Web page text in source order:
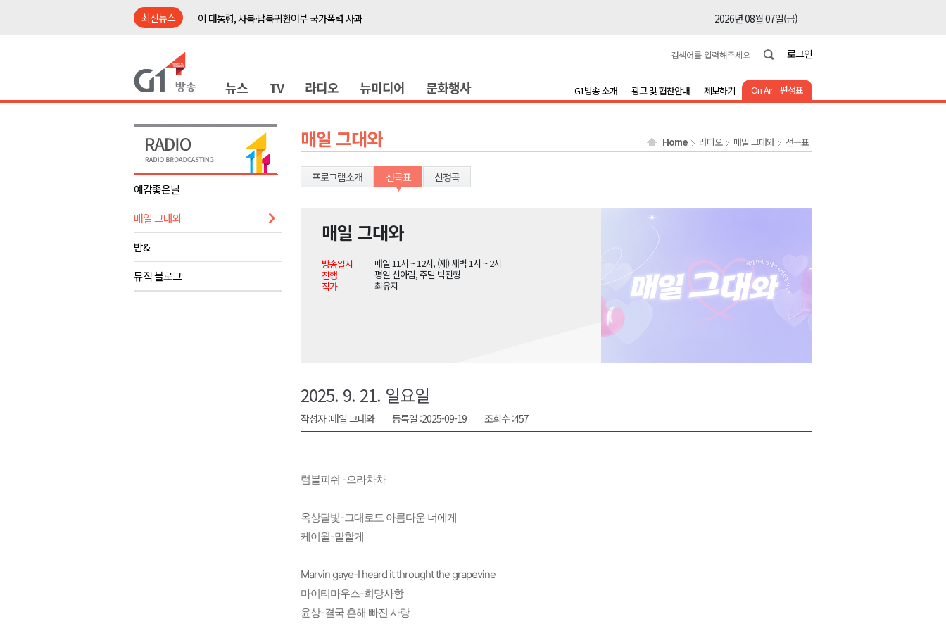
최신뉴스
이 대통령, 사북·납북귀환어부 국가폭력 사과
2026년 08월 07일(금)
2026년 08월 07일(금)
이광재 국회 예결위원장, 강릉시 초청 특별 강연
2026년 08월 07일(금)
육동한 시장, 국제스케이트장 춘천 유치 건의
영월군, 국·도비 확보 보고회 개최
2026년 08월 07일(금)
삼척 공공산후조리원 이전 시급
도-시군 첫 간담회..우상호 "하나된 공동체"
이 대통령, 사북·납북귀환어부 국가폭력 사과
여름축제 더위와 전쟁..물놀이 접목
2026년 08월 07일(금)
강원도, 최휘영 문체부장관과 정책간담회
2026년 08월 07일(금)
2026년 08월 07일(금)
삼척 공공산후조리원 이전 시급
강원자치도교육청 교감급 이상 387명 인사
로그인
뉴스 TV 라디오 뉴미디어 문화행사 On Air 편성표
G1방송 소개 광고 및 협찬안내 제보하기
예감좋은날
매일 그대와
밤&
뮤직 블로그
매일 그대와 Home 라디오 매일 그대와 선곡표
프로그램소개 선곡표 신청곡
매일 그대와
방송일시
매일 11시 ~ 12시, (재) 새벽 1시 ~ 2시
진행
평일 신아림, 주말 박진형
작가
최유지
2025. 9. 21. 일요일
작성자 :매일 그대와 등록일 :2025-09-19 조회수 :457
럼블피쉬 -으라차차
옥상달빛-그대로도 아름다운 너에게
케이윌-말할게
Marvin gaye-I heard it throught the grapevine
마이티마우스-희망사항
윤상-결국 흔해 빠진 사랑